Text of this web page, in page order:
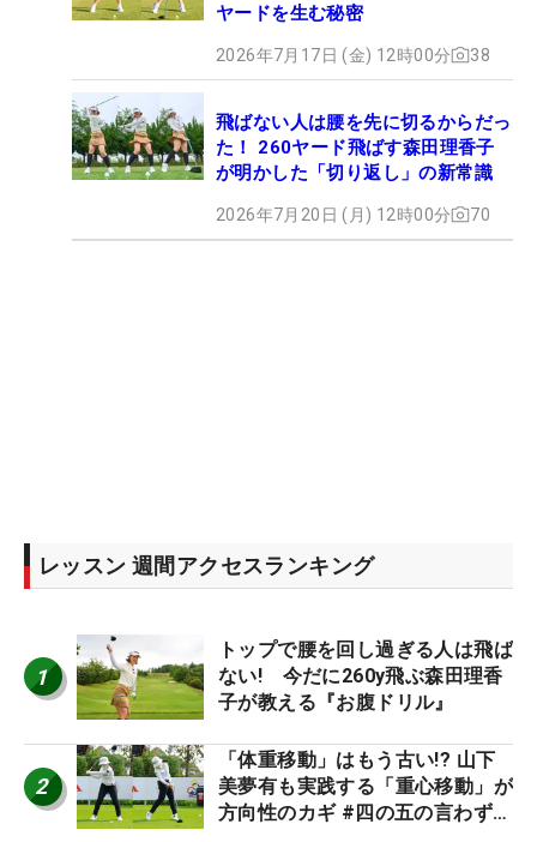
ヤードを生む秘密
2026年7月17日 (金) 12時00分 38
飛ばない人は腰を先に切るからだっ
た！ 260ヤード飛ばす森田理香子
が明かした「切り返し」の新常識
2026年7月20日 (月) 12時00分 70
レッスン 週間アクセスランキング
1
トップで腰を回し過ぎる人は飛ば
ない! 今だに260y飛ぶ森田理香
子が教える『お腹ドリル』
2
「体重移動」はもう古い!? 山下
美夢有も実践する「重心移動」が
方向性のカギ #四の五の言わず振